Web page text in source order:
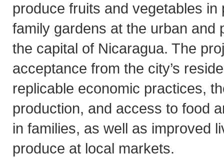
produce fruits and vegetables in
family gardens at the urban and
the capital of Nicaragua. The
acceptance from the city’s
replicable economic practices,
production, and access to food
in families, as well as improved
produce at local markets.